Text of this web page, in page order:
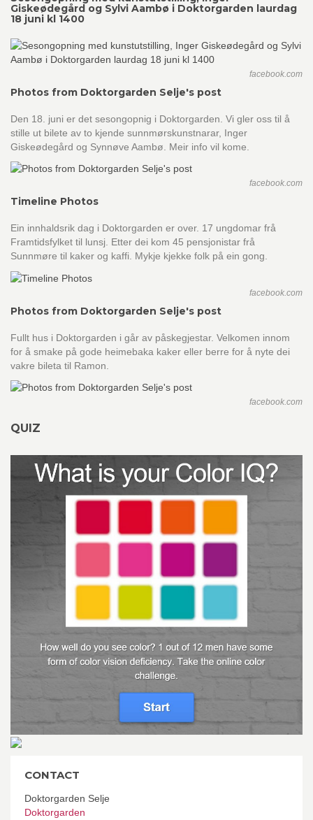
Giskeødegård og Sylvi Aambø i Doktorgarden laurdag
18 juni kl 1400
facebook.com
Photos from Doktorgarden Selje's post
Den 18. juni er det sesongopnig i Doktorgarden. Vi gler oss til å
stille ut bilete av to kjende sunnmørskunstnarar, Inger
Giskeødegård og Synnøve Aambø. Meir info vil kome.
facebook.com
Timeline Photos
Ein innhaldsrik dag i Doktorgarden er over. 17 ungdomar frå
Framtidsfylket til lunsj. Etter dei kom 45 pensjonistar frå
Sunnmøre til kaker og kaffi. Mykje kjekke folk på ein gong.
facebook.com
Photos from Doktorgarden Selje's post
Fullt hus i Doktorgarden i går av påskegjestar. Velkomen innom
for å smake på gode heimebaka kaker eller berre for å nyte dei
vakre bileta til Ramon.
facebook.com
QUIZ
CONTACT
Doktorgarden Selje
Doktorgarden